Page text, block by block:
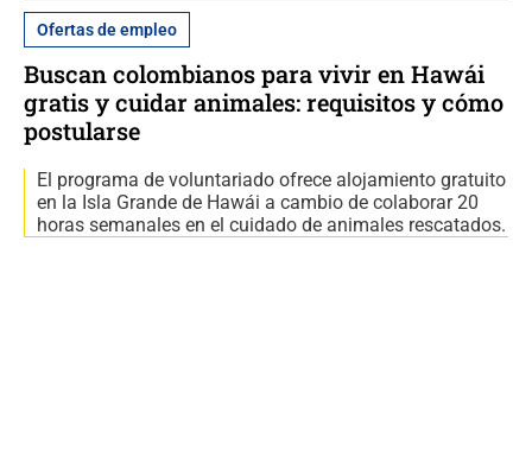
Ofertas de empleo
Buscan colombianos para vivir en Hawái
gratis y cuidar animales: requisitos y cómo
postularse
El programa de voluntariado ofrece alojamiento gratuito
en la Isla Grande de Hawái a cambio de colaborar 20
horas semanales en el cuidado de animales rescatados.